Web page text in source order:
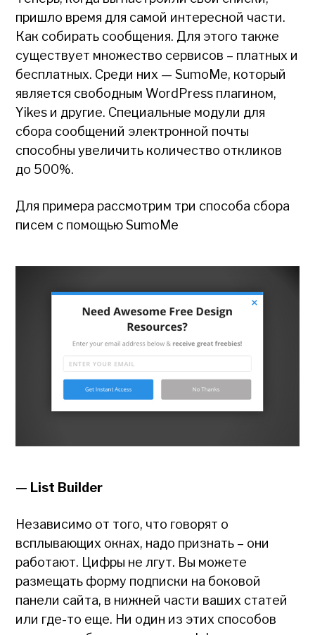
пришло время для самой интересной части.
Как собирать сообщения. Для этого также
существует множество сервисов – платных и
бесплатных. Среди них — SumoMe, который
является свободным WordPress плагином,
Yikes и другие. Специальные модули для
сбора сообщений электронной почты
способны увеличить количество откликов
до 500%.
Для примера рассмотрим три способа сбора
писем с помощью SumoMe
— List Builder
Независимо от того, что говорят о
всплывающих окнах, надо признать – они
работают. Цифры не лгут. Вы можете
размещать форму подписки на боковой
панели сайта, в нижней части ваших статей
или где-то еще. Ни один из этих способов